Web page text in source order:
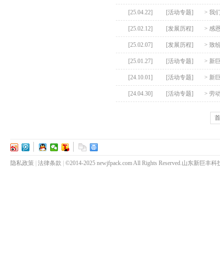
[25.04.22] [活动专题] > 我
[25.02.12] [发展历程] > 感
[25.02.07] [发展历程] > 致
[25.01.27] [活动专题] > 新
[24.10.01] [活动专题] > 新
[24.04.30] [活动专题] > 劳
隐私政策 法律条款 ©2014-2025 newjfpack.com All Rights Reserved.山东新巨丰